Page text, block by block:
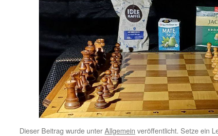
Dieser Beitrag wurde unterAllgemein veröffentlicht. Setze ein